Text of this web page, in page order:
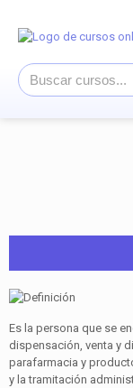
Es la persona que se
dispensación, venta y
parafarmacia y
y la tramitación